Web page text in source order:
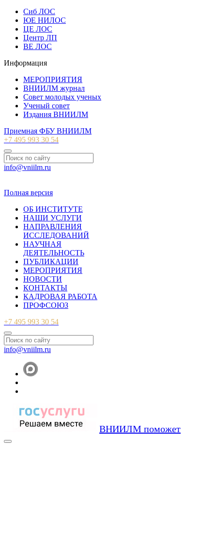
Сиб ЛОС
ЮЕ НИЛОС
ЦЕ ЛОС
Центр ЛП
ВЕ ЛОС
Информация
МЕРОПРИЯТИЯ
ВНИИЛМ журнал
Совет молодых ученых
Ученый совет
Издания ВНИИЛМ
Приемная ФБУ ВНИИЛМ
+7 495 993 30 54
info@vniilm.ru
Полная версия
ОБ ИНСТИТУТЕ
НАШИ УСЛУГИ
НАПРАВЛЕНИЯ
ИССЛЕДОВАНИЙ
НАУЧНАЯ
ДЕЯТЕЛЬНОСТЬ
ПУБЛИКАЦИИ
МЕРОПРИЯТИЯ
НОВОСТИ
КОНТАКТЫ
КАДРОВАЯ РАБОТА
ПРОФСОЮЗ
+7 495 993 30 54
info@vniilm.ru
ВНИИЛМ поможет